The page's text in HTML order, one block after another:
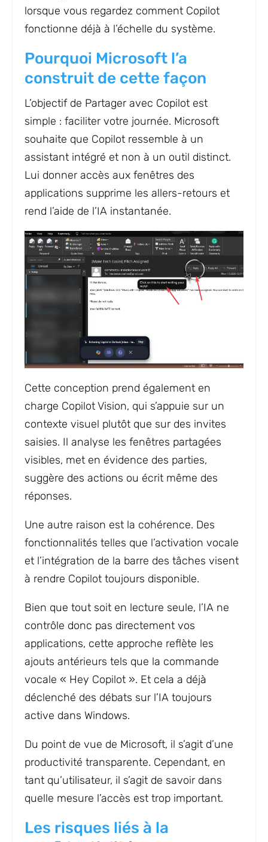
lorsque vous regardez comment Copilot
fonctionne déjà à l’échelle du système.
Pourquoi Microsoft l’a
construit de cette façon
L’objectif de Partager avec Copilot est
simple : faciliter votre journée. Microsoft
souhaite que Copilot ressemble à un
assistant intégré et non à un outil distinct.
Lui donner accès aux fenêtres des
applications supprime les allers-retours et
rend l’aide de l’IA instantanée.
Cette conception prend également en
charge Copilot Vision, qui s’appuie sur un
contexte visuel plutôt que sur des invites
saisies. Il analyse les fenêtres partagées
visibles, met en évidence des parties,
suggère des actions ou écrit même des
réponses.
Une autre raison est la cohérence. Des
fonctionnalités telles que l’activation vocale
et l’intégration de la barre des tâches visent
à rendre Copilot toujours disponible.
Bien que tout soit en lecture seule, l’IA ne
contrôle donc pas directement vos
applications, cette approche reflète les
ajouts antérieurs tels que la commande
vocale « Hey Copilot ». Et cela a déjà
déclenché des débats sur l’IA toujours
active dans Windows.
Du point de vue de Microsoft, il s’agit d’une
productivité transparente. Cependant, en
tant qu’utilisateur, il s’agit de savoir dans
quelle mesure l’accès est trop important.
Les risques liés à la